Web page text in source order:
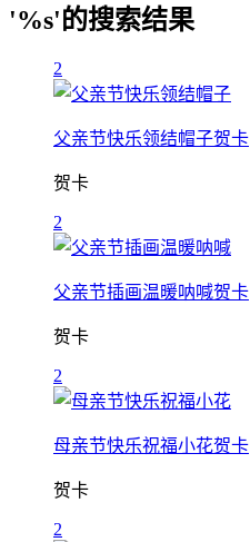
'%s'的搜索结果
2
父亲节快乐领结帽子贺卡
贺卡
2
父亲节插画温暖呐喊贺卡
贺卡
2
母亲节快乐祝福小花贺卡
贺卡
2